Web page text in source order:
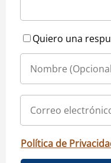
Quiero una
Política de